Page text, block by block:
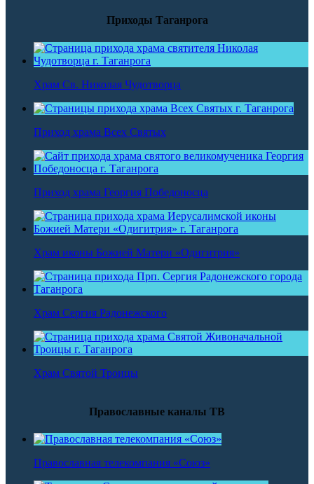
Приходы Таганрога
Храм Св. Николая Чудотворца
Приход храма Всех Святых
Приход храма Георгия Победоносца
Храм иконы Божией Матери «Одигитрия»
Храм Сергия Радонежского
Храм Святой Троицы
Православные каналы ТВ
Православная телекомпания «Союз»